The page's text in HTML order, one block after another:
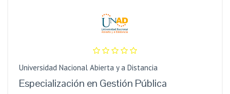
Universidad Nacional Abierta y a Distancia
Especialización en Gestión Pública